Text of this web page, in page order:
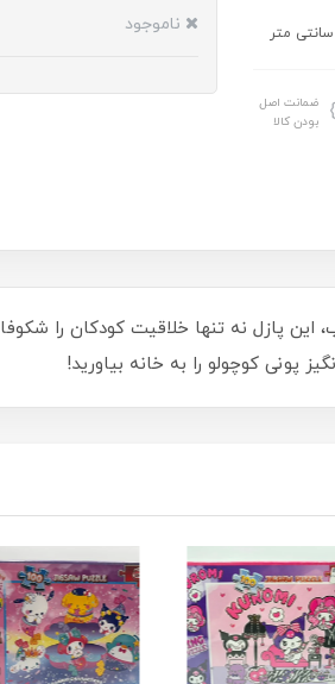
ضمانت اصل
بودن کالا
ناموجود
این پازل نه تنها خلاقیت کودکان را شکوفا
پونی کوچولو را به خانه بیاورید!